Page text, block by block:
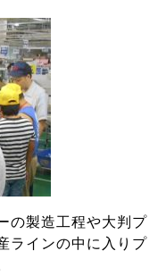
の製造工程や大判プ
ラインの中に入りプ